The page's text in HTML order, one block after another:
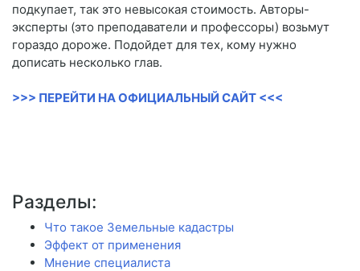
подкупает, так это невысокая стоимость. Авторы-
эксперты (это преподаватели и профессоры) возьмут
гораздо дороже. Подойдет для тех, кому нужно
дописать несколько глав.
>>> ПЕРЕЙТИ НА ОФИЦИАЛЬНЫЙ САЙТ <<<
Разделы:
Что такое Земельные кадастры
Эффект от применения
Мнение специалиста